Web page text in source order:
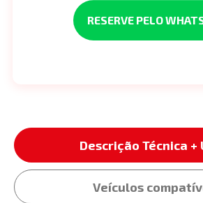
RESERVE PELO
Descrição Técnica +
Veículos